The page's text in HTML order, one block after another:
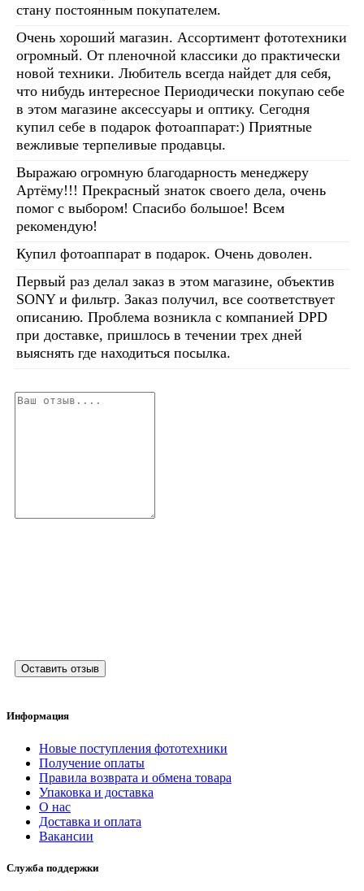
стану постоянным покупателем.
Очень хороший магазин. Ассортимент фототехники
огромный. От пленочной классики до практически
новой техники. Любитель всегда найдет для себя,
что нибудь интересное Периодически покупаю себе
в этом магазине аксессуары и оптику. Сегодня
купил себе в подарок фотоаппарат:) Приятные
вежливые терпеливые продавцы.
Выражаю огромную благодарность менеджеру
Артёму!!! Прекрасный знаток своего дела, очень
помог с выбором! Спасибо большое! Всем
рекомендую!
Купил фотоаппарат в подарок. Очень доволен.
Первый раз делал заказ в этом магазине, объектив
SONY и фильтр. Заказ получил, все соответствует
описанию. Проблема возникла с компанией DPD
при доставке, пришлось в течении трех дней
выяснять где находиться посылка.
Оставить отзыв
Информация
Новые поступления фототехники
Получение оплаты
Правила возврата и обмена товара
Упаковка и доставка
О нас
Доставка и оплата
Вакансии
Служба поддержки